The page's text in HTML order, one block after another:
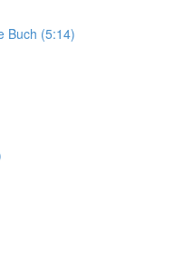
Buch (5:14)